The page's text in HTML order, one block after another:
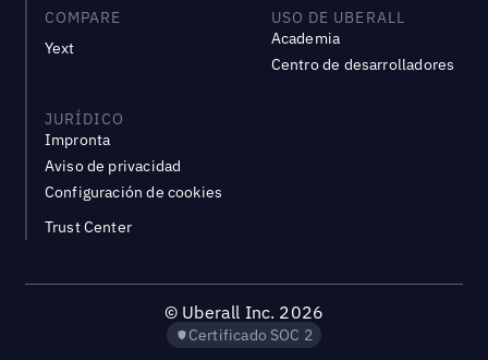
COMPARE
Yext
USO DE UBERALL
Academia
Centro de desarrolladores
JURÍDICO
Impronta
Aviso de privacidad
Configuración de cookies
Trust Center
© Uberall Inc. 2026
Certificado SOC 2